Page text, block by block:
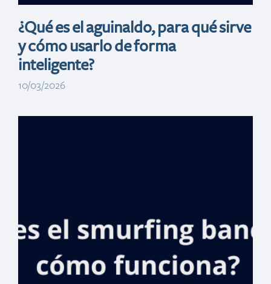
¿Qué es el aguinaldo, para qué sirve
y cómo usarlo de forma
inteligente?
10/03/2026
acceder a
préstamos